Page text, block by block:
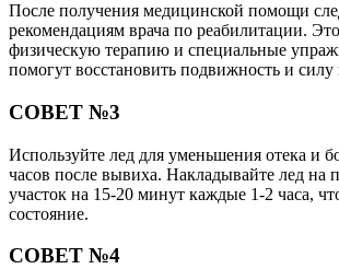
После получения медицинской помощи
рекомендациям врача по реабилитации.
физическую терапию и специальные
помогут восстановить подвижность и силу
СОВЕТ №3
Используйте лед для уменьшения отека и
часов после вывиха. Накладывайте лед на
участок на 15-20 минут каждые 1-2 часа,
состояние.
СОВЕТ №4